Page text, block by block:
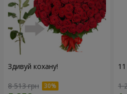
Здивуй кохану!
8 513 грн 1